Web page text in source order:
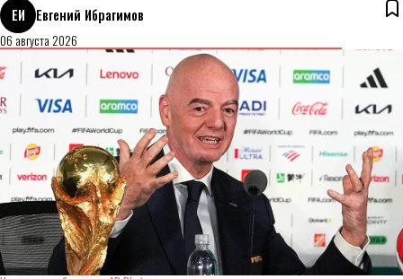
ЕИ
Евгений Ибрагимов
06 августа 2026